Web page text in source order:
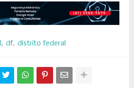
df distrito federal